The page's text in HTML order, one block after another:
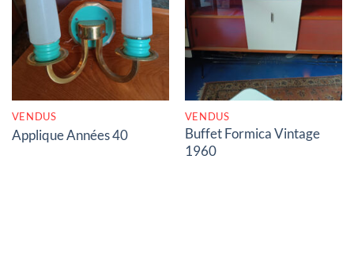
RUPTURE DE STOCK
VENDUS
Applique Années 40
RUPTURE DE STOCK
VENDUS
Buffet Formica Vintage
1960